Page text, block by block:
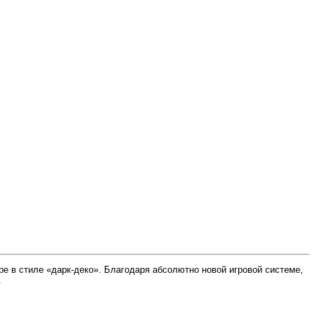
в стиле «дарк-деко». Благодаря абсолютно новой игровой системе,